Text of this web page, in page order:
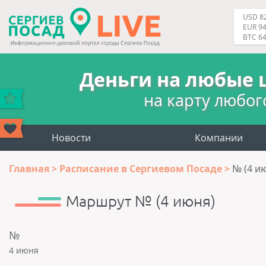
USD
EUR
BTC
Деньги на любые
на карту
Новости Компании
Главная Расписание в Сергиевом Посаде № (4
Маршрут № (4 июня)
№
4 июня